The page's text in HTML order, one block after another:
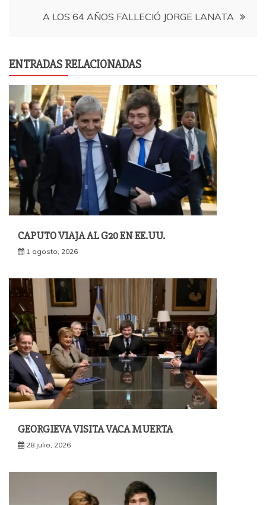
entradas
A LOS 64 AÑOS FALLECIÓ JORGE LANATA
ENTRADAS RELACIONADAS
CAPUTO VIAJA AL G20 EN EE.UU.
1 agosto, 2026
GEORGIEVA VISITA VACA MUERTA
28 julio, 2026